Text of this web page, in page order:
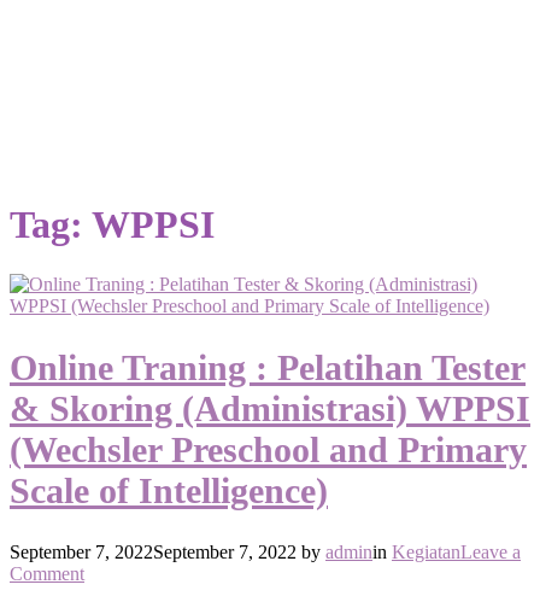
Tag: WPPSI
Online Traning : Pelatihan Tester
& Skoring (Administrasi) WPPSI
(Wechsler Preschool and Primary
Scale of Intelligence)
September 7, 2022September 7, 2022 by adminin KegiatanLeave a
Commenton